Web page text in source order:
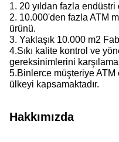
1. 20 yıldan fazla endüstri
2. 10.000'den fazla ATM
ürünü.
3. Yaklaşık 10.000 m2
4.Sıkı kalite kontrol ve
gereksinimlerini
5.Binlerce müşteriye
ülkeyi kapsamaktadır.
Hakkımızda